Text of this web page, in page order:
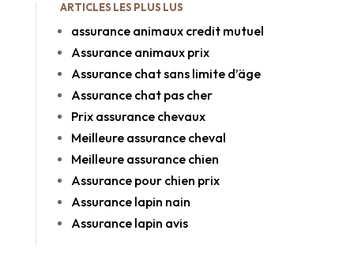
ARTICLES LES PLUS LUS
assurance animaux credit mutuel
Assurance animaux prix
Assurance chat sans limite d’äge
Assurance chat pas cher
Prix assurance chevaux
Meilleure assurance cheval
Meilleure assurance chien
Assurance pour chien prix
Assurance lapin nain
Assurance lapin avis